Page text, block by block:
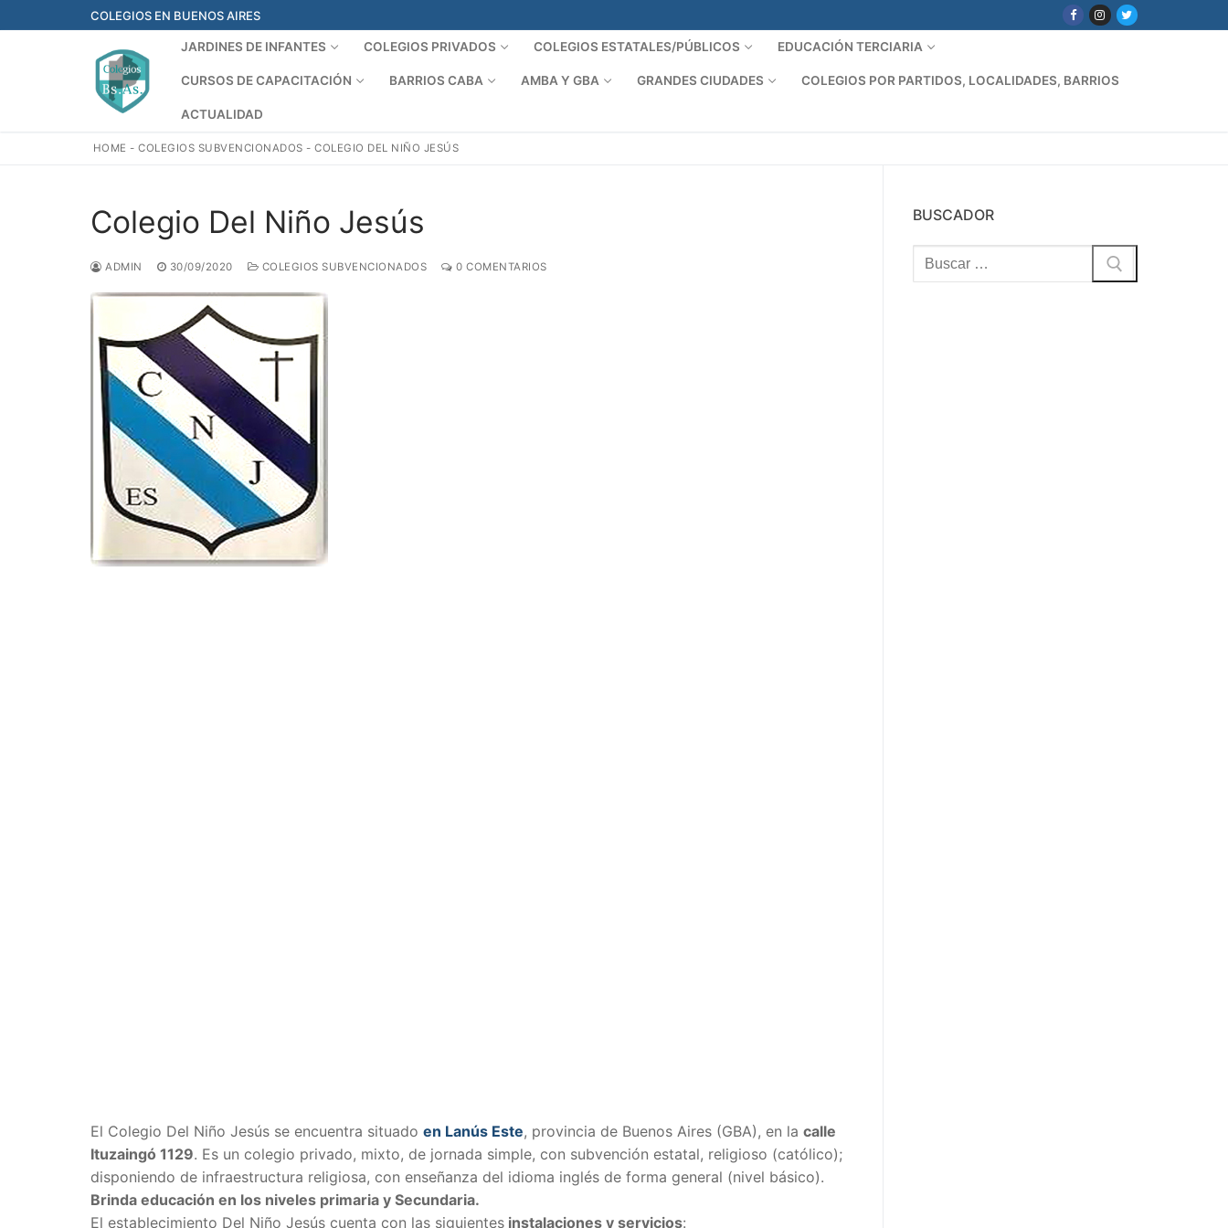
al
COLEGIOS EN BUENOS AIRES
JARDINES DE INFANTES COLEGIOS PRIVADOS COLEGIOS ESTATALES/PÚBLICOS EDUCACIÓN TERCIARIA
CURSOS DE CAPACITACIÓN BARRIOS CABA AMBA Y GBA GRANDES CIUDADES COLEGIOS POR PARTIDOS, LOCALIDADES, BARRIOS
ACTUALIDAD
HOME -COLEGIOS SUBVENCIONADOS -COLEGIO DEL NIÑO JESÚS
Colegio Del Niño Jesús
ADMIN 30/09/2020 COLEGIOS SUBVENCIONADOS 0 COMENTARIOS
El Colegio Del Niño Jesús se encuentra situado en Lanús Este, provincia de Buenos Aires (GBA), en la calle
Ituzaingó 1129. Es un colegio privado, mixto, de jornada simple, con subvención estatal, religioso (católico);
disponiendo de infraestructura religiosa, con enseñanza del idioma inglés de forma general (nivel básico).
Brinda educación en los niveles primaria y Secundaria.
El establecimiento Del Niño Jesús cuenta con las siguientes instalaciones y servicios:
BUSCADOR
Buscar: